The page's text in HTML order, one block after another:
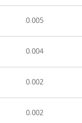
0.005
0.004
0.002
0.002